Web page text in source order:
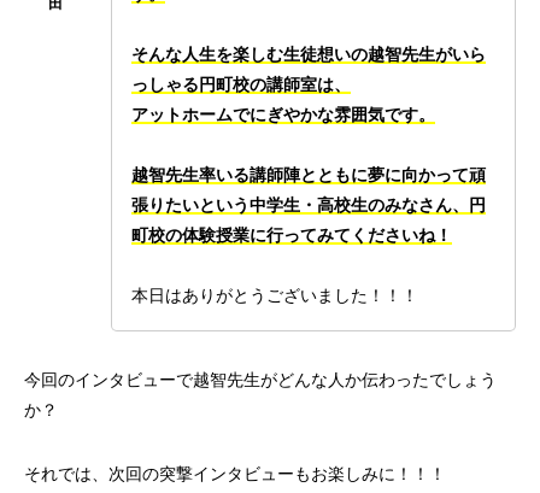
そんな人生を楽しむ生徒想いの越智先生がいら
っしゃる円町校の講師室は、
アットホームでにぎやかな雰囲気です。
越智先生率いる講師陣とともに夢に向かって頑
張りたいという中学生・高校生のみなさん、円
町校の体験授業に行ってみてくださいね！
本日はありがとうございました！！！
今回のインタビューで越智先生がどんな人か伝わったでしょう
か？
それでは、次回の突撃インタビューもお楽しみに！！！